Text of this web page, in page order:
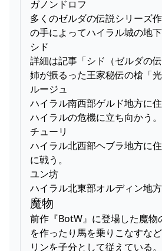
ガノンドロフ
多くのゼルダの伝説シリーズ
の手によってハイラル城の地
シド
詳細は記事「シド（ゼルダの
姉が振るった王家秘伝の槍「
ルージュ
ハイラル南西部ゲルド地方に
ハイラルの危機に立ち向かう。
チューリ
ハイラル北西部ヘブラ地方に
に戦う。
ユン坊
ハイラル北東部オルディン地
魔物
前作『BotW』に登場した魔
を作ったり馬を乗りこなすな
リンを子分として従えている